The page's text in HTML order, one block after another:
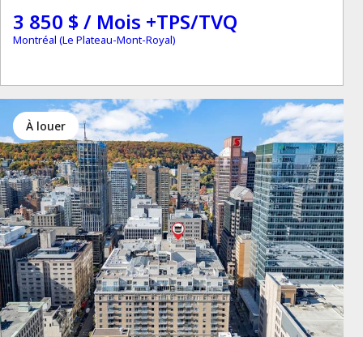
3 850 $ / Mois +TPS/TVQ
Montréal (Le Plateau-Mont-Royal)
à louer